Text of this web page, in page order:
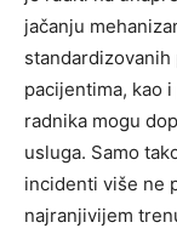
jačanju
pacijentima, kao
radnika mogu
usluga. Samo
incidenti više ne
najranjivijem